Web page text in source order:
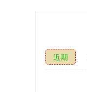
近期